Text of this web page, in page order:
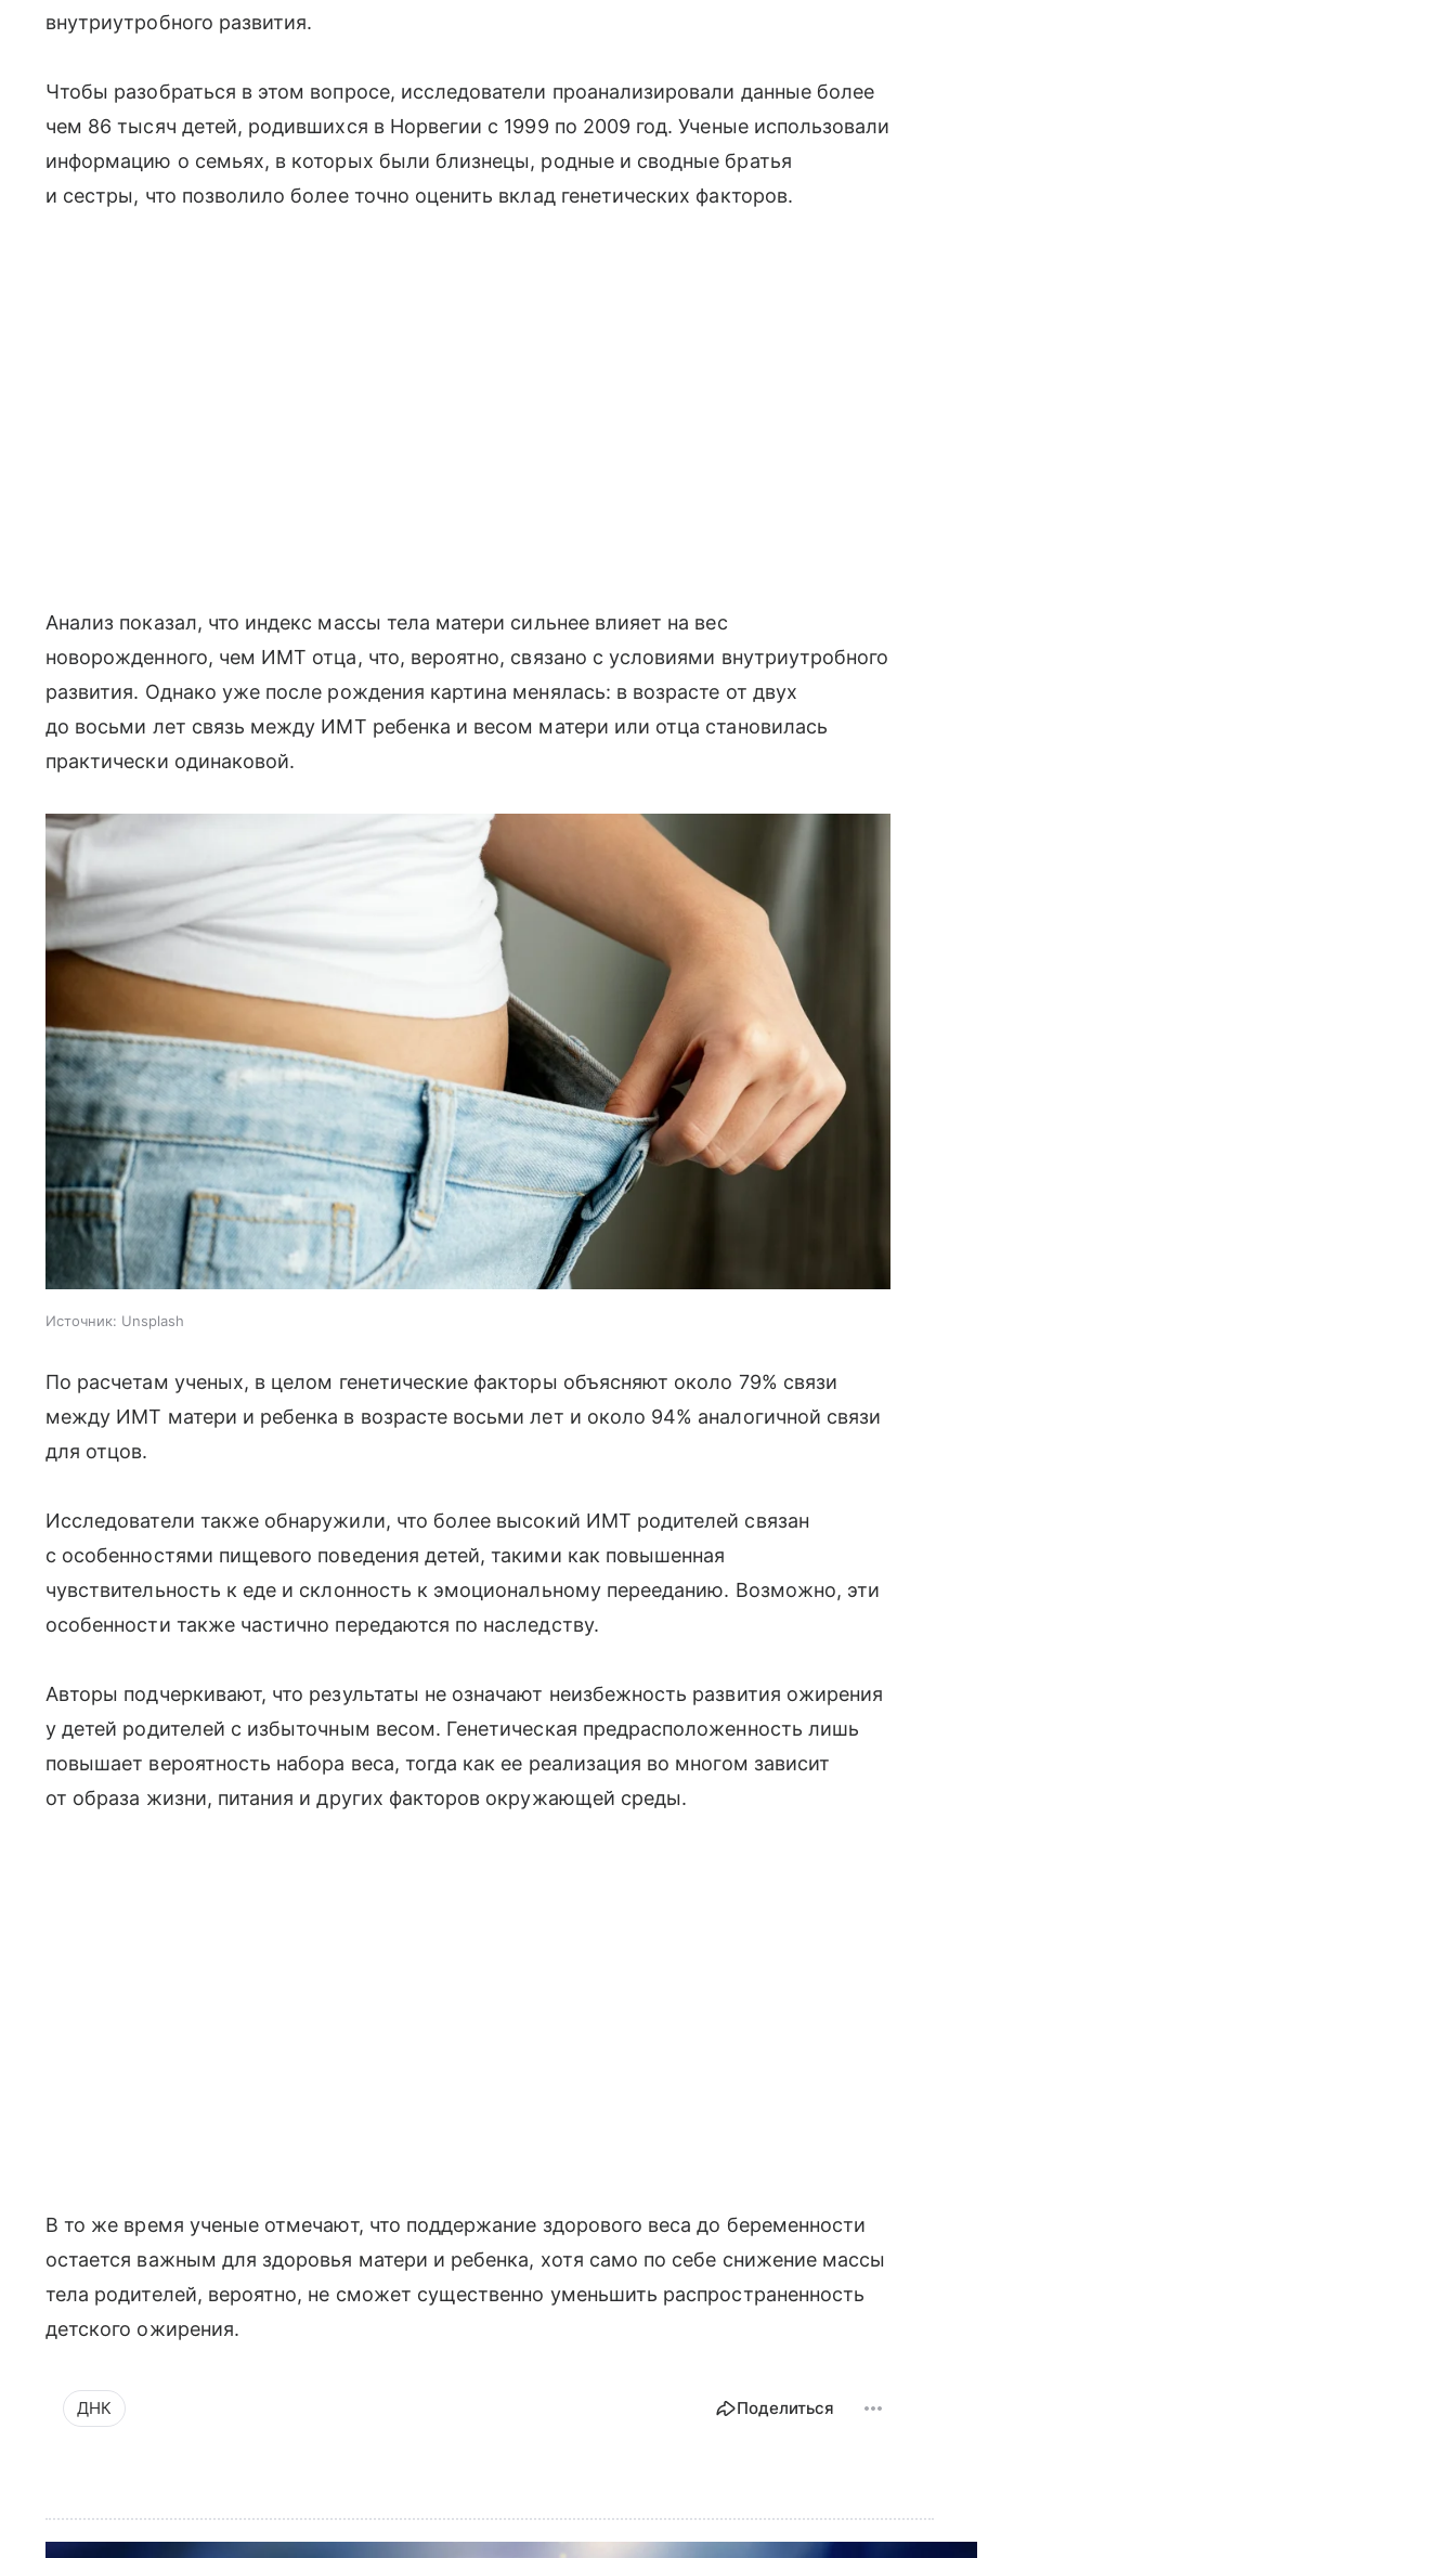
внутриутробного развития.
Чтобы разобраться в этом вопросе, исследователи проанализировали данные более
чем 86 тысяч детей, родившихся в Норвегии с 1999 по 2009 год. Ученые использовали
информацию о семьях, в которых были близнецы, родные и сводные братья
и сестры, что позволило более точно оценить вклад генетических факторов.
Анализ показал, что индекс массы тела матери сильнее влияет на вес
новорожденного, чем ИМТ отца, что, вероятно, связано с условиями внутриутробного
развития. Однако уже после рождения картина менялась: в возрасте от двух
до восьми лет связь между ИМТ ребенка и весом матери или отца становилась
практически одинаковой.
Источник: Unsplash
По расчетам ученых, в целом генетические факторы объясняют около 79% связи
между ИМТ матери и ребенка в возрасте восьми лет и около 94% аналогичной связи
для отцов.
Исследователи также обнаружили, что более высокий ИМТ родителей связан
с особенностями пищевого поведения детей, такими как повышенная
чувствительность к еде и склонность к эмоциональному перееданию. Возможно, эти
особенности также частично передаются по наследству.
Авторы подчеркивают, что результаты не означают неизбежность развития ожирения
у детей родителей с избыточным весом. Генетическая предрасположенность лишь
повышает вероятность набора веса, тогда как ее реализация во многом зависит
от образа жизни, питания и других факторов окружающей среды.
В то же время ученые отмечают, что поддержание здорового веса до беременности
остается важным для здоровья матери и ребенка, хотя само по себе снижение массы
тела родителей, вероятно, не сможет существенно уменьшить распространенность
детского ожирения.
ДНК Поделиться